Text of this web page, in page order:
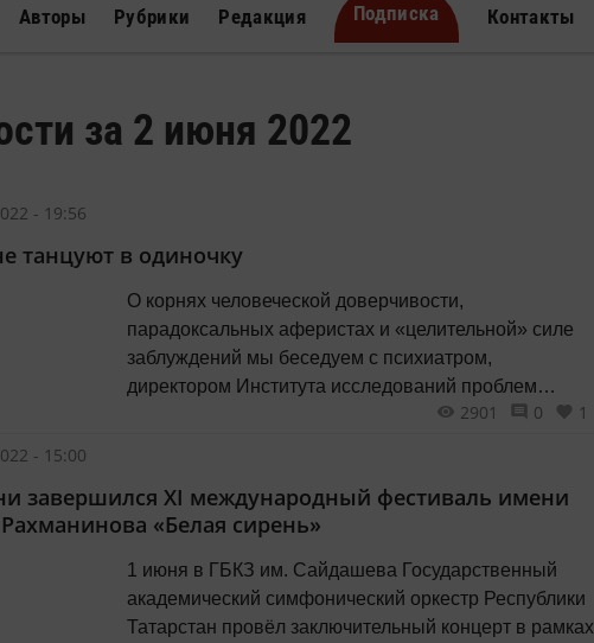
Авторы Рубрики Редакция Подписка Контакты
за 2 июня 2022
- 19:56
танцуют в одиночку
О корнях человеческой доверчивости,
парадоксальных аферистах и «целительной» силе
заблуждений мы беседуем с психиатром,
директором Института исследований проблем
психического здоровья, профессором Владимиром
2901 0
1
- 15:00
завершился XI международный фестиваль имени
Рахманинова «Белая сирень»
1 июня в ГБКЗ им. Сайдашева Государственный
академический симфонический оркестр Республики
Татарстан провёл заключительный концерт в рамках